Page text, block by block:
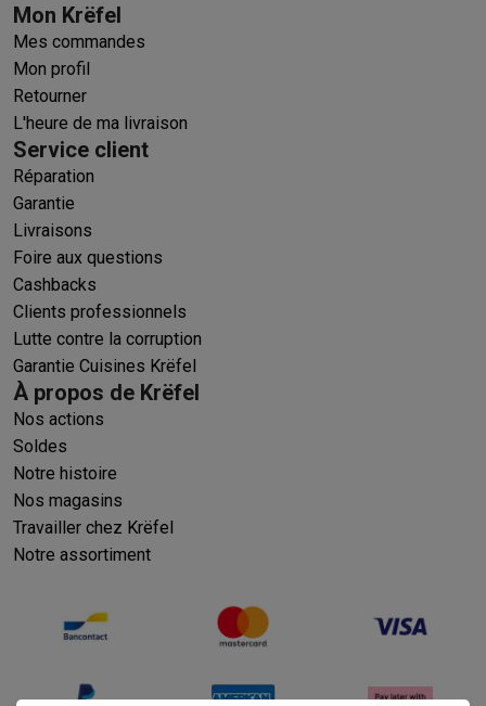
Mon Krëfel
Mes commandes
Mon profil
Retourner
L'heure de ma livraison
Service client
Réparation
Garantie
Livraisons
Foire aux questions
Cashbacks
Clients professionnels
Lutte contre la corruption
Garantie Cuisines Krëfel
À propos de Krëfel
Nos actions
Soldes
Notre histoire
Nos magasins
Travailler chez Krëfel
Notre assortiment